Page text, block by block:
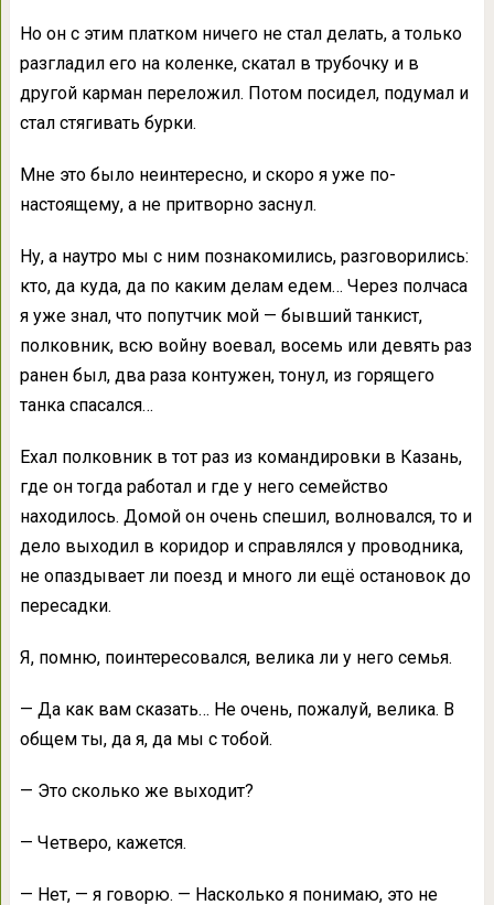
Но он с этим платком ничего не стал делать, а только
разгладил его на коленке, скатал в трубочку и в
другой карман переложил. Потом посидел, подумал и
стал стягивать бурки.
Мне это было неинтересно, и скоро я уже по-
настоящему, а не притворно заснул.
Ну, а наутро мы с ним познакомились, разговорились:
кто, да куда, да по каким делам едем… Через полчаса
я уже знал, что попутчик мой — бывший танкист,
полковник, всю войну воевал, восемь или девять раз
ранен был, два раза контужен, тонул, из горящего
танка спасался…
Ехал полковник в тот раз из командировки в Казань,
где он тогда работал и где у него семейство
находилось. Домой он очень спешил, волновался, то и
дело выходил в коридор и справлялся у проводника,
не опаздывает ли поезд и много ли ещё остановок до
пересадки.
Я, помню, поинтересовался, велика ли у него семья.
— Да как вам сказать… Не очень, пожалуй, велика. В
общем ты, да я, да мы с тобой.
— Это сколько же выходит?
— Четверо, кажется.
— Нет, — я говорю. — Насколько я понимаю, это не